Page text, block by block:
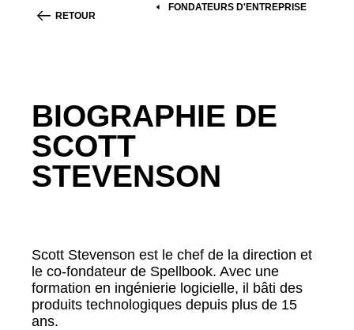
RETOUR
FONDATEURS D'ENTREPRISE
BIOGRAPHIE DE
SCOTT
STEVENSON
Scott Stevenson est le chef de la direction et
le co-fondateur de Spellbook. Avec une
formation en ingénierie logicielle, il bâti des
produits technologiques depuis plus de 15
ans.